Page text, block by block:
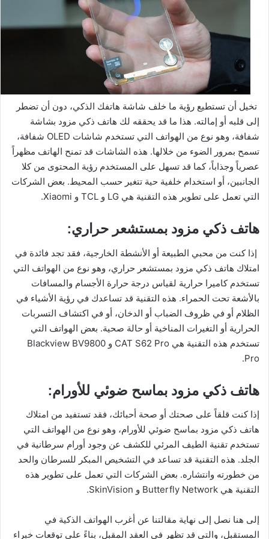
تخيل أن تستطيع رؤية ما خلف شاشة هاتفك الذكي، دون أن تضطر
إلى قلبه أو إمالته. هذا ما قد يحققه لك هاتف ذكي مزود بشاشة
شفافة، وهو نوع من الهواتف التي تستخدم شاشات OLED شفافة،
تسمح بمرور الضوء من خلالها. هذه الشاشات قد تمنح الهاتف مظهراً
عصرياً وجذاباً، كما قد تسهل على المستخدم رؤية المحتوى من كلا
الجانبين، أو استخدام خلفية حية تتغير حسب المحيط. بعض الشركات
التي تعمل على تطوير هذه التقنية هي LG و TCL و Xiaomi.
هاتف ذكي مزود بمستشعر حراري:
إذا كنت من محبي الطبيعة أو الأنشطة الخارجية، فقد تجد فائدة في
امتلاك هاتف ذكي مزود بمستشعر حراري، وهو نوع من الهواتف التي
تستخدم كاميرا حرارية لقياس درجة حرارة الأجسام والمسافات
بالأشعة تحت الحمراء. هذه التقنية قد تساعدك في رؤية الأشياء في
الظلام أو في ظروف الضباب أو الدخان، أو في اكتشاف التسربات
الحرارية أو التغيرات المناخية أو حالة صحية. بعض الهواتف التي
تستخدم هذه التقنية هي CAT S62 Pro و Blackview BV9800
Pro.
هاتف ذكي مزود بماسح ضوئي للأورام:
إذا كنت قلقاً على صحتك أو صحة أحبائك، فقد تستفيد من امتلاك
هاتف ذكي مزود بماسح ضوئي للأورام، وهو نوع من الهواتف التي
تستخدم تقنية الطيف المرئي للكشف عن وجود أورام سرطانية في
الجلد. هذه التقنية قد تساعد في التشخيص المبكر للسرطان والحد
من خطورته وانتشاره. بعض الشركات التي تعمل على تطوير هذه
التقنية هي Butterfly Network و SkinVision.
إلى هنا نصل إلى نهاية مقالتنا عن أغرب الهواتف الذكية في
المستقبل، والتي قد تظهر في العقد المقبل، بناءً على توقعات خبراء